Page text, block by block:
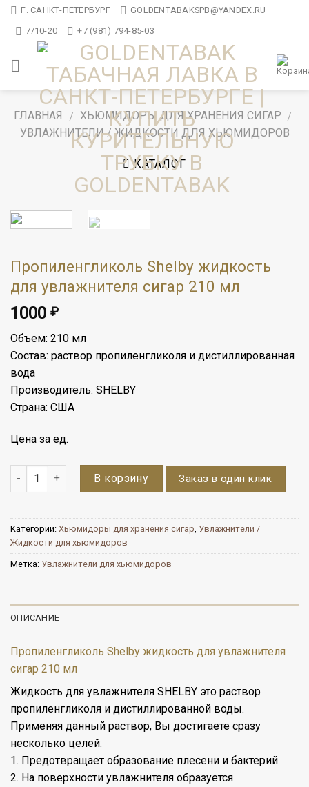
Skip Г. САНКТ-ПЕТЕРБУРГ
GOLDENTABAKSPB@YANDEX.RU
7/10-20
+7 (981) 794-85-03
ГЛАВНАЯ / ХЬЮМИДОРЫ ДЛЯ ХРАНЕНИЯ СИГАР /
УВЛАЖНИТЕЛИ / ЖИДКОСТИ ДЛЯ ХЬЮМИДОРОВ
КАТАЛОГ
Пропиленгликоль Shelby жидкость
для увлажнителя сигар 210 мл
1000 ₽
Объем: 210 мл
Состав: раствор пропиленгликоля и дистиллированная
вода
Производитель: SHELBY
Страна: США
Цена за ед.
Количество В корзину Заказ в один клик
Категории: Хьюмидоры для хранения сигар Увлажнители /
Жидкости для хьюмидоров
Метка: Увлажнители для хьюмидоров
ОПИСАНИЕ
Пропиленгликоль Shelby жидкость для увлажнителя
сигар 210 мл
Жидкость для увлажнителя SHELBY это раствор
пропиленгликоля и дистиллированной воды.
Применяя данный раствор, Вы достигаете сразу
несколько целей:
1. Предотвращает образование плесени и бактерий
2. На поверхности увлажнителя образуется